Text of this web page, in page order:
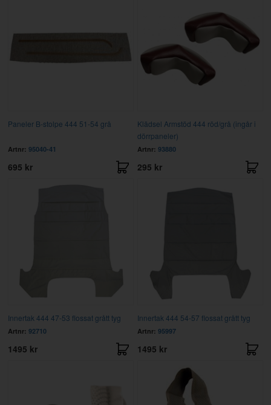
Paneler B-stolpe 444 51-54 grå
Artnr: 95040-41
695 kr
Klädsel Armstöd 444 röd/grå (ingår i
dörrpaneler)
Artnr: 93880
295 kr
Innertak 444 47-53 flossat grått tyg
Artnr: 92710
1495 kr
Innertak 444 54-57 flossat grått tyg
Artnr: 95997
1495 kr